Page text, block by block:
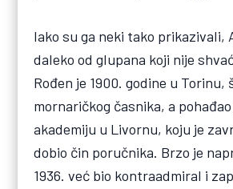
Iako su ga neki tako prikazivali,
daleko od glupana koji nije
Rođen je 1900. godine u Torinu,
mornaričkog časnika, a
akademiju u Livornu, koju je
dobio čin poručnika. Brzo je
1936. već bio kontraadmiral i